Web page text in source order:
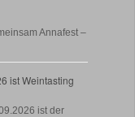
Annafest –
ist Weintasting
ist der